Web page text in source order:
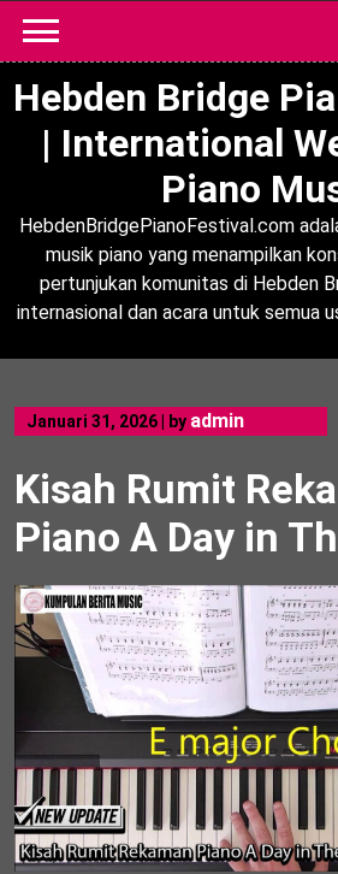
content
Hebden Bridge
| International
Piano
HebdenBridgePianoFestival.com
musik piano yang menampilkan
pertunjukan komunitas di Hebden
internasional dan acara untuk semua
Januari 31, 2026 by admin
Kisah Rumit
Piano A Day in